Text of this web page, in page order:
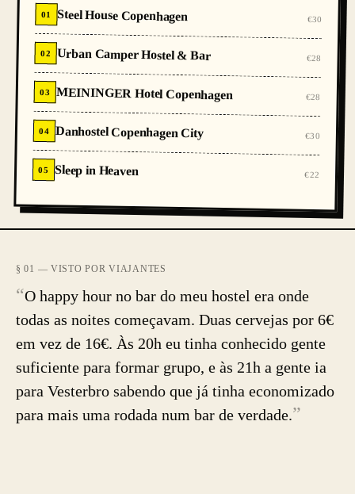
01 Steel House Copenhagen €30
02 Urban Camper Hostel & Bar €28
03 MEININGER Hotel Copenhagen €28
04 Danhostel Copenhagen City €30
05 Sleep in Heaven €22
§ 01 — VISTO POR VIAJANTES
“O happy hour no bar do meu hostel era onde
todas as noites começavam. Duas cervejas por 6€
em vez de 16€. Às 20h eu tinha conhecido gente
suficiente para formar grupo, e às 21h a gente ia
para Vesterbro sabendo que já tinha economizado
para mais uma rodada num bar de verdade.”